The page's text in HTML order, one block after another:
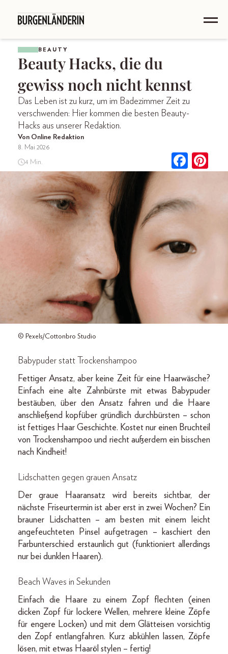
BEAUTY
Beauty Hacks, die du
gewiss noch nicht kennst
Das Leben ist zu kurz, um im Badezimmer Zeit zu
verschwenden: Hier kommen die besten Beauty-
Hacks aus unserer Redaktion.
Von Online Redaktion
8. Mai 2026
4 Min.
© Pexels/Cottonbro Studio
Babypuder statt Trockenshampoo
Fettiger Ansatz, aber keine Zeit für eine Haarwäsche?
Einfach eine alte Zahnbürste mit etwas Babypuder
bestäuben, über den Ansatz fahren und die Haare
anschließend kopfüber gründlich durchbürsten – schon
ist fettiges Haar Geschichte. Kostet nur einen Bruchteil
von Trockenshampoo und riecht außerdem ein bisschen
nach Kindheit!
Lidschatten gegen grauen Ansatz
Der graue Haaransatz wird bereits sichtbar, der
nächste Friseurtermin ist aber erst in zwei Wochen? Ein
brauner Lidschatten – am besten mit einem leicht
angefeuchteten Pinsel aufgetragen – kaschiert den
Farbunterschied erstaunlich gut (funktioniert allerdings
nur bei dunklen Haaren).
Beach Waves in Sekunden
Einfach die Haare zu einem Zopf flechten (einen
dicken Zopf für lockere Wellen, mehrere kleine Zöpfe
für engere Locken) und mit dem Glätteisen vorsichtig
den Zopf entlangfahren. Kurz abkühlen lassen, Zöpfe
lösen, mit etwas Haaröl stylen – fertig!